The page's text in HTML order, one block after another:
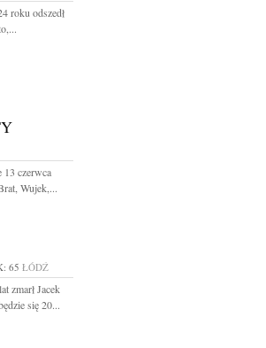
roku odszedł
13 czerwca
Wujek,...
65 ŁÓDŹ
zmarł Jacek
się 20...